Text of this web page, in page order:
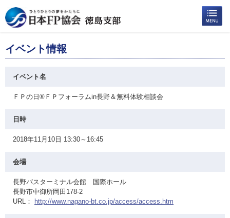
イベント情報
イベント名
ＦＰの日®ＦＰフォーラムin長野＆無料体験相談会
日時
2018年11月10日 13:30～16:45
会場
長野バスターミナル会館 国際ホール
長野市中御所岡田178-2
URL：
http://www.nagano-bt.co.jp/access/access.htm